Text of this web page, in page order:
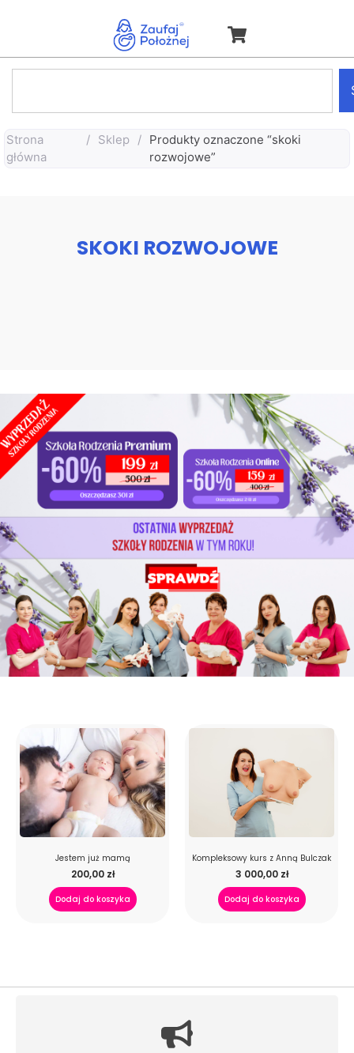
Strona
główna
/ Sklep / Produkty oznaczone “skoki
rozwojowe”
SKOKI ROZWOJOWE
Jestem już mamą
200,00 zł
Dodaj do koszyka
Kompleksowy kurs z Anną Bulczak
3 000,00 zł
Dodaj do koszyka